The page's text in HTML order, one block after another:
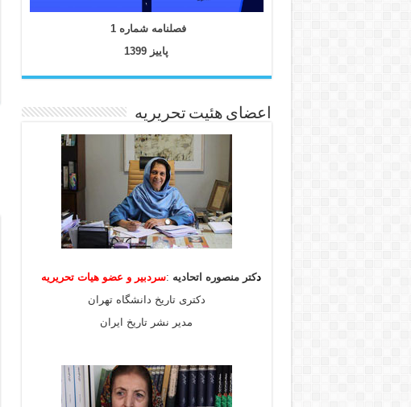
فصلنامه شماره 1
پاییز 1399
اعضای هئیت تحریریه
دکتر منصوره اتحادیه :سردبیر و عضو هیات تحریریه
دکتری تاریخ دانشگاه تهران
مدیر نشر تاریخ ایران